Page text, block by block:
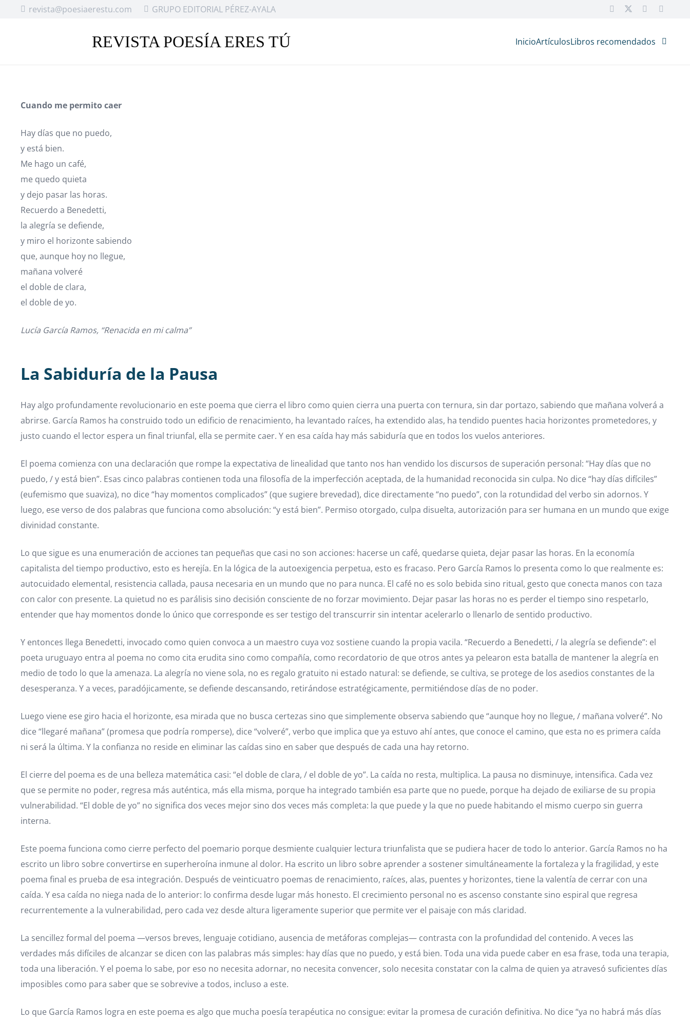
revista@poesiaerestu.com GRUPO EDITORIAL PÉREZ-AYALA
REVISTA POESÍA ERES TÚ InicioArtículosLibros recomendados
Cuando me permito caer
Hay días que no puedo,
y está bien.
Me hago un café,
me quedo quieta
y dejo pasar las horas.
Recuerdo a Benedetti,
la alegría se defiende,
y miro el horizonte sabiendo
que, aunque hoy no llegue,
mañana volveré
el doble de clara,
el doble de yo.
Lucía García Ramos, “Renacida en mi calma”
La Sabiduría de la Pausa
Hay algo profundamente revolucionario en este poema que cierra el libro como quien cierra una puerta con ternura, sin dar portazo, sabiendo que mañana volverá a
abrirse. García Ramos ha construido todo un edificio de renacimiento, ha levantado raíces, ha extendido alas, ha tendido puentes hacia horizontes prometedores, y
justo cuando el lector espera un final triunfal, ella se permite caer. Y en esa caída hay más sabiduría que en todos los vuelos anteriores.
El poema comienza con una declaración que rompe la expectativa de linealidad que tanto nos han vendido los discursos de superación personal: “Hay días que no
puedo, / y está bien”. Esas cinco palabras contienen toda una filosofía de la imperfección aceptada, de la humanidad reconocida sin culpa. No dice “hay días difíciles”
(eufemismo que suaviza), no dice “hay momentos complicados” (que sugiere brevedad), dice directamente “no puedo”, con la rotundidad del verbo sin adornos. Y
luego, ese verso de dos palabras que funciona como absolución: “y está bien”. Permiso otorgado, culpa disuelta, autorización para ser humana en un mundo que exige
divinidad constante.
Lo que sigue es una enumeración de acciones tan pequeñas que casi no son acciones: hacerse un café, quedarse quieta, dejar pasar las horas. En la economía
capitalista del tiempo productivo, esto es herejía. En la lógica de la autoexigencia perpetua, esto es fracaso. Pero García Ramos lo presenta como lo que realmente es:
autocuidado elemental, resistencia callada, pausa necesaria en un mundo que no para nunca. El café no es solo bebida sino ritual, gesto que conecta manos con taza
con calor con presente. La quietud no es parálisis sino decisión consciente de no forzar movimiento. Dejar pasar las horas no es perder el tiempo sino respetarlo,
entender que hay momentos donde lo único que corresponde es ser testigo del transcurrir sin intentar acelerarlo o llenarlo de sentido productivo.
Y entonces llega Benedetti, invocado como quien convoca a un maestro cuya voz sostiene cuando la propia vacila. “Recuerdo a Benedetti, / la alegría se defiende”: el
poeta uruguayo entra al poema no como cita erudita sino como compañía, como recordatorio de que otros antes ya pelearon esta batalla de mantener la alegría en
medio de todo lo que la amenaza. La alegría no viene sola, no es regalo gratuito ni estado natural: se defiende, se cultiva, se protege de los asedios constantes de la
desesperanza. Y a veces, paradójicamente, se defiende descansando, retirándose estratégicamente, permitiéndose días de no poder.
Luego viene ese giro hacia el horizonte, esa mirada que no busca certezas sino que simplemente observa sabiendo que “aunque hoy no llegue, / mañana volveré”. No
dice “llegaré mañana” (promesa que podría romperse), dice “volveré”, verbo que implica que ya estuvo ahí antes, que conoce el camino, que esta no es primera caída
ni será la última. Y la confianza no reside en eliminar las caídas sino en saber que después de cada una hay retorno.
El cierre del poema es de una belleza matemática casi: “el doble de clara, / el doble de yo”. La caída no resta, multiplica. La pausa no disminuye, intensifica. Cada vez
que se permite no poder, regresa más auténtica, más ella misma, porque ha integrado también esa parte que no puede, porque ha dejado de exiliarse de su propia
vulnerabilidad. “El doble de yo” no significa dos veces mejor sino dos veces más completa: la que puede y la que no puede habitando el mismo cuerpo sin guerra
interna.
Este poema funciona como cierre perfecto del poemario porque desmiente cualquier lectura triunfalista que se pudiera hacer de todo lo anterior. García Ramos no ha
escrito un libro sobre convertirse en superheroína inmune al dolor. Ha escrito un libro sobre aprender a sostener simultáneamente la fortaleza y la fragilidad, y este
poema final es prueba de esa integración. Después de veinticuatro poemas de renacimiento, raíces, alas, puentes y horizontes, tiene la valentía de cerrar con una
caída. Y esa caída no niega nada de lo anterior: lo confirma desde lugar más honesto. El crecimiento personal no es ascenso constante sino espiral que regresa
recurrentemente a la vulnerabilidad, pero cada vez desde altura ligeramente superior que permite ver el paisaje con más claridad.
La sencillez formal del poema —versos breves, lenguaje cotidiano, ausencia de metáforas complejas— contrasta con la profundidad del contenido. A veces las
verdades más difíciles de alcanzar se dicen con las palabras más simples: hay días que no puedo, y está bien. Toda una vida puede caber en esa frase, toda una terapia,
toda una liberación. Y el poema lo sabe, por eso no necesita adornar, no necesita convencer, solo necesita constatar con la calma de quien ya atravesó suficientes días
imposibles como para saber que se sobrevive a todos, incluso a este.
Lo que García Ramos logra en este poema es algo que mucha poesía terapéutica no consigue: evitar la promesa de curación definitiva. No dice “ya no habrá más días